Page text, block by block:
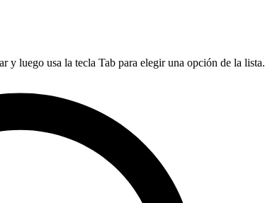
y luego usa la tecla Tab para elegir una opción de la lista.